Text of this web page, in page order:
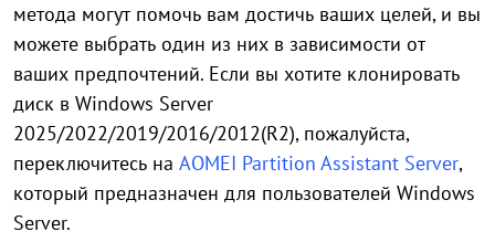
метода могут помочь вам достичь ваших целей, и вы
можете выбрать один из них в зависимости от
ваших предпочтений. Если вы хотите клонировать
диск в Windows Server
2025/2022/2019/2016/2012(R2), пожалуйста,
переключитесь на AOMEI Partition Assistant Server,
который предназначен для пользователей Windows
Server.